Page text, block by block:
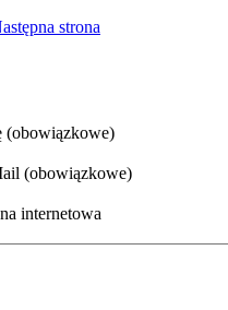
strona
(obowiązkowe)
(obowiązkowe)
internetowa